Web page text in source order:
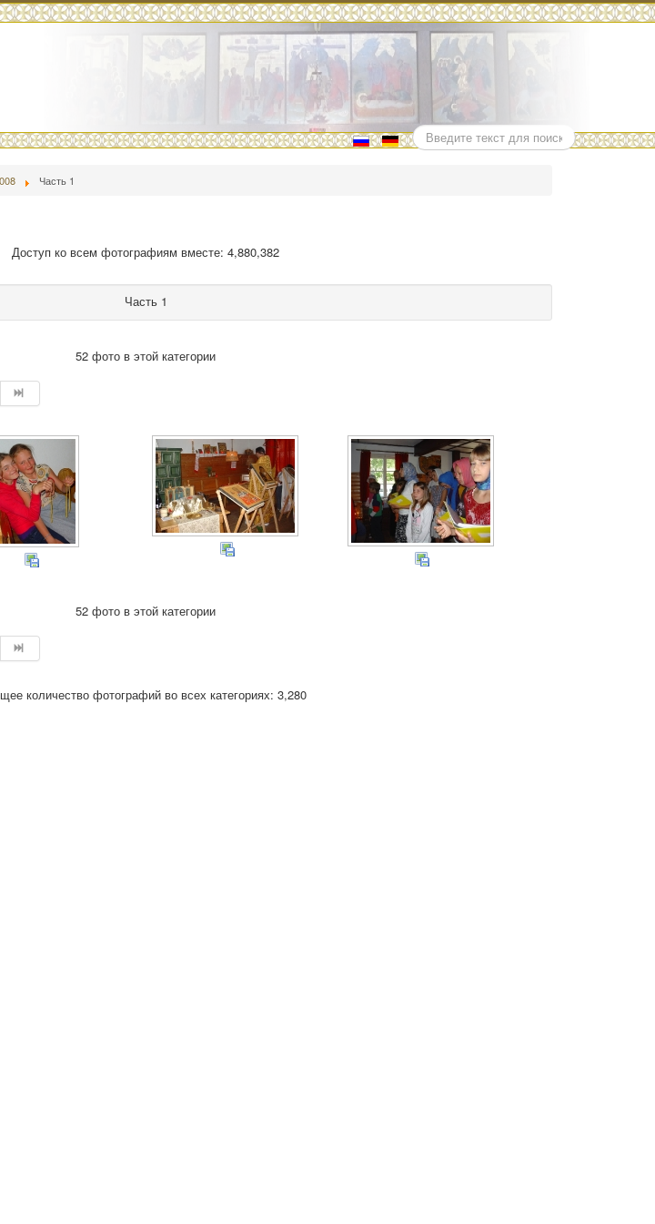
Поиск
Часть 1
Доступ ко всем фотографиям вместе: 4,880,382
Часть 1
52 фото в этой категории
52 фото в этой категории
количество фотографий во всех категориях: 3,280